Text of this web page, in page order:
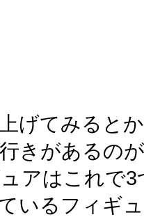
げてみると
きがあるの
アはこれで
いるフィギ